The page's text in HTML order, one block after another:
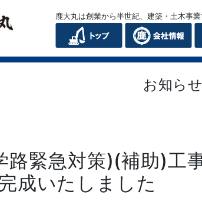
鹿大丸は創業から半世紀、建築・土木事
お知らせ
路緊急対策)(補助)工
成いたしました